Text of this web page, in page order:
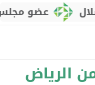
عضو مجلس
الرياض